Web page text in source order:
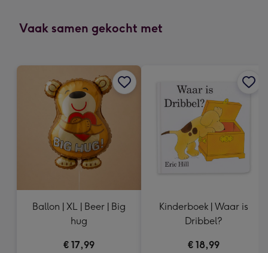
indruk
241
333
Vaak samen gekocht met
Ballon | XL | Beer | Big
hug
€ 17,99
Kinderboek | Waar is
Dribbel?
€ 18,99